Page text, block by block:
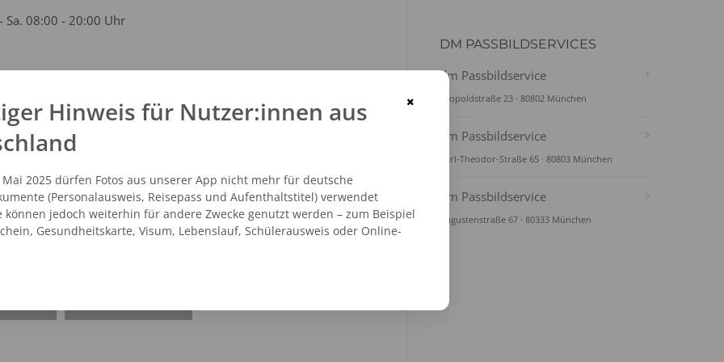
Sa. 08:00 - 20:00 Uhr
DM PASSBILDSERVICES
dm Passbildservice
Leopoldstraße 23 · 80802 München
dm Passbildservice
Karl-Theodor-Straße 65 · 80803 München
dm Passbildservice
Augustenstraße 67 · 80333 München
×
Hinweis für Nutzer:innen aus
Mai 2025 dürfen Fotos aus unserer App nicht mehr für deutsche
(Personalausweis, Reisepass und Aufenthaltstitel) verwendet
können jedoch weiterhin für andere Zwecke genutzt werden – zum Beispiel
Gesundheitskarte, Visum, Lebenslauf, Schülerausweis oder Online-